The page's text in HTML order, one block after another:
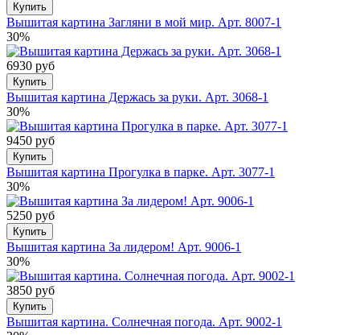
Купить
Вышитая картина Загляни в мой мир. Арт. 8007-1
30%
6930 руб
Купить
Вышитая картина Держась за руки. Арт. 3068-1
30%
9450 руб
Купить
Вышитая картина Прогулка в парке. Арт. 3077-1
30%
5250 руб
Купить
Вышитая картина За лидером! Арт. 9006-1
30%
3850 руб
Купить
Вышитая картина. Солнечная погода. Арт. 9002-1